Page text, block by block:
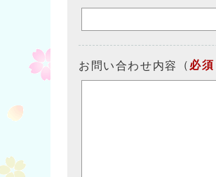
お問い合わせ内容 （ 必須